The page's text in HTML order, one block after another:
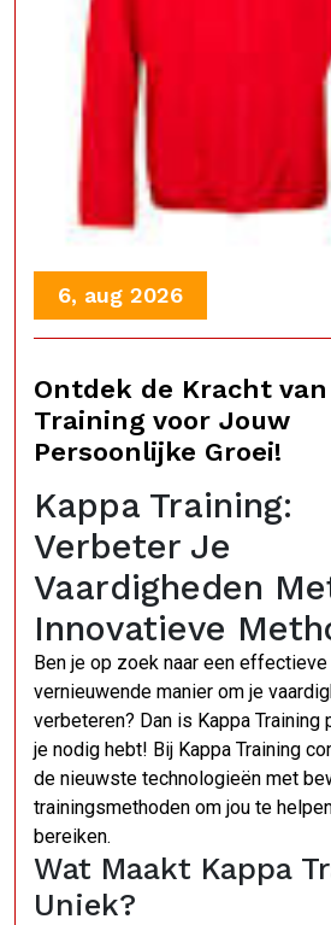
6, aug 2026
Ontdek de Kracht
Training voor Jouw
Persoonlijke Groei!
Kappa Training:
Verbeter Je
Vaardigheden
Innovatieve
Ben je op zoek naar een effectieve
vernieuwende manier om je
verbeteren? Dan is Kappa Training
je nodig hebt! Bij Kappa Training
de nieuwste technologieën met
trainingsmethoden om jou te
bereiken.
Wat Maakt Kappa
Uniek?